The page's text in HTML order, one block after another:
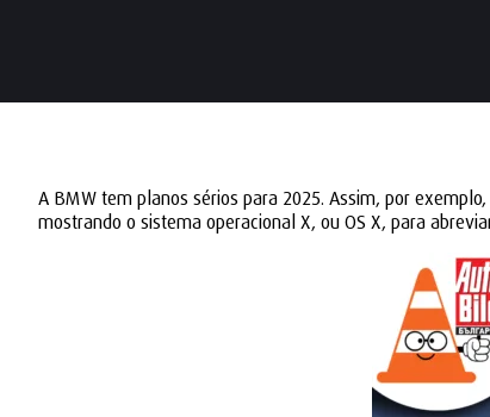
A BMW tem planos sérios para 2025. Assim, por
mostrando o sistema operacional X, ou OS X, para